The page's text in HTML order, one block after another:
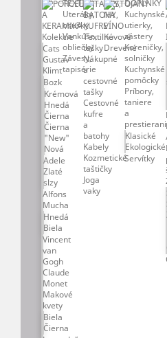
Kolekcie
Cats
Gustav
Klimt
Bozk
Krémová
Hnedá
Čierna
Čierna
"New"
Nová
Adele
Zlaté
slzy
Alfons
Mucha
Hnedá
Biela
Vincent
van
Gogh
Claude
Monet
Makové
kvety
Biela
Čierna
Uteráky,
osušky
Vankúše,
obliečky
Závesy,
tapisérie
Textilné
tašky
Nákupné
a
cestovné
tašky
Cestovné
kufre
a
batohy
Kabely
Kozmetické
taštičky
Joga
vaky
Kovové
Drevené
Kuchynské
utierky,
zástery
Koreničky,
solničky
Kuchynské
pomôcky
Príbory,
taniere
a
Klasické
Ekologické
Servítky